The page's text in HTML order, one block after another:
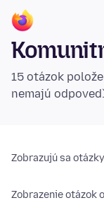
15 otázok
nemajú
Zobrazujú sa
Zobrazenie otázok